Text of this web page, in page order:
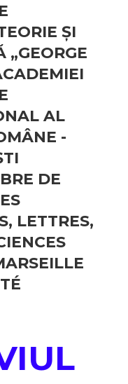
ȘI
„GEORGE
AL
-
DE
LETTRES,